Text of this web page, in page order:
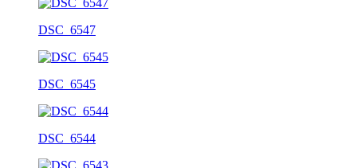
DSC_6547
DSC_6545
DSC_6544